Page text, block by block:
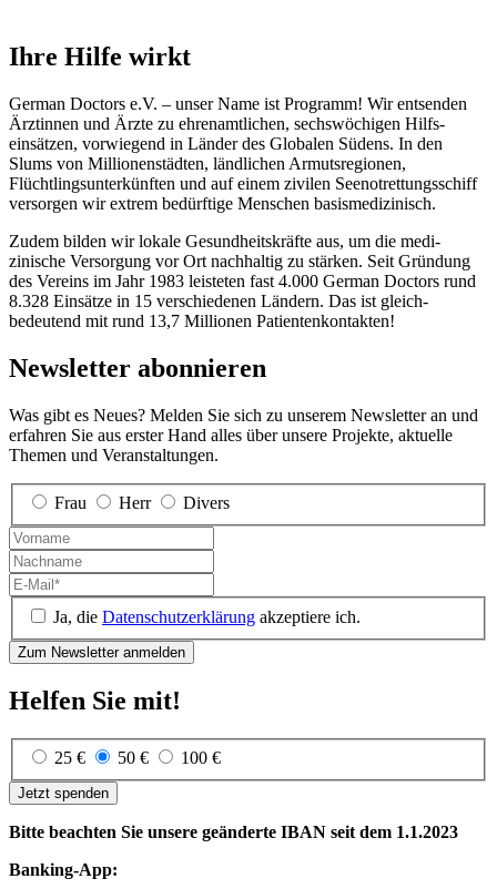
Ihre Hilfe wirkt
German Doctors e.V. – unser Name ist Programm! Wir ent­senden
Ärztinnen und Ärzte zu ehren­amtlichen, sechs­wöchigen Hilfs­
einsätzen, vor­wiegend in Länder des Globalen Südens. In den
Slums von Millionen­städten, länd­lichen Armuts­regionen,
Flüchtlings­unter­künften und auf einem zivilen Seenotrettungsschiff
versorgen wir extrem bedürftige Menschen basismedizinisch.
Zudem bilden wir lokale Gesundheitskräfte aus, um die medi­
zinische Versorgung vor Ort nach­haltig zu stärken. Seit Gründung
des Vereins im Jahr 1983 leisteten fast 4.000 German Doctors rund
8.328 Einsätze in 15 verschiedenen Ländern. Das ist gleich­
bedeutend mit rund 13,7 Millionen Patienten­kontakten!
Newsletter abonnieren
Was gibt es Neues? Melden Sie sich zu unserem Newsletter an und
erfahren Sie aus erster Hand alles über unsere Projekte, aktuelle
Themen und Veranstaltungen.
Frau Herr Divers
Ja, die Datenschutzerklärung akzeptiere ich.
Helfen Sie mit!
25 € 50 € 100 €
Jetzt spenden
Bitte beachten Sie unsere geänderte IBAN seit dem 1.1.2023
Banking-App: